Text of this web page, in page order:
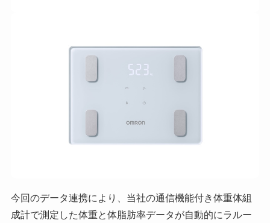
今回のデータ連携により、当社の通信機能付き体重体組
成計で測定した体重と体脂肪率データが自動的にラルー